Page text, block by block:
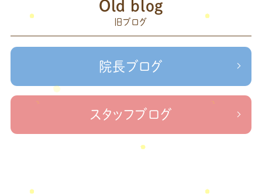
足の歪み改善 関節痛 頭痛
＃治療院せなかリペア＃ねこぜを整える＃寒暖
＃治療院せなかリペア＃ねこぜを整える
＃新型コロナウイルス＃リモートワークを快適に
なかリペア＃ねこぜを整える＃足の歪み＃足のトラブル
かリペア＃低体温と免疫の関係性＃新型コロナウイルスに負けない身体作り
Old blog
旧ブログ
院長ブログ
スタッフブログ